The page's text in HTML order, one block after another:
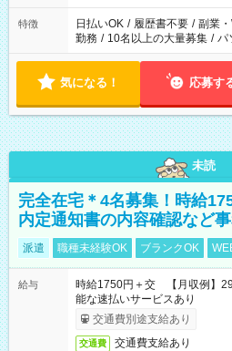
特徴 日払いOK / 履歴書不要 / 副業
勤務 / 10名以上の大量募集 / パ
気になる！ 応募す
未読
完全在宅＊4名募集！時給
内定通知書の内容確認など
派遣 職種未経験OK ブランクOK
給与
時給1750円＋交 【月収例】
能な速払いサービスあり
交通費別途支給あり
交通費 交通費支給あり